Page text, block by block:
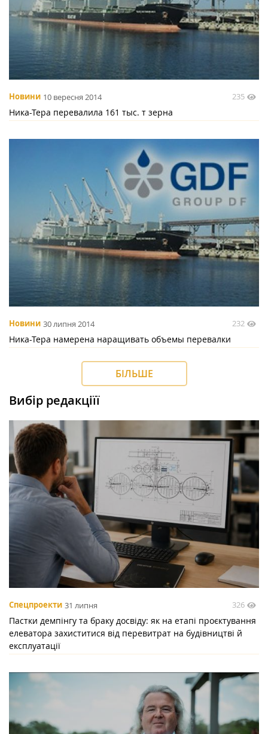
Новини 10 вересня 2014 235
Ника-Тера перевалила 161 тыс. т зерна
Новини 30 липня 2014 232
Ника-Тера намерена наращивать объемы перевалки
БІЛЬШЕ
Вибір редакціїї
Спецпроекти 31 липня 326
Пастки демпінгу та браку досвіду: як на етапі проєктування
елеватора захиститися від перевитрат на будівництві й
експлуатації